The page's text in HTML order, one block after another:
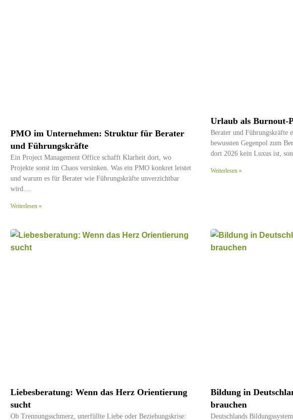
PMO im Unternehmen: Struktur für Berater
und Führungskräfte
Ein Project Management Office schafft Klarheit dort, wo
Projekte sonst im Chaos versinken. Was ein PMO konkret leistet
und warum es für Berater wie Führungskräfte unverzichtbar
wird.
Weiterlesen »
Urlaub als Burnout-
Berater und Führungskräfte
bewussten Gegenpol zum
dort 2026 kein Luxus ist,
Weiterlesen »
Liebesberatung: Wenn das Herz Orientierung
sucht
Ob Trennungsschmerz, unerfüllte Liebe oder Beziehungskrise:
Bildung in
brauchen
Deutschlands